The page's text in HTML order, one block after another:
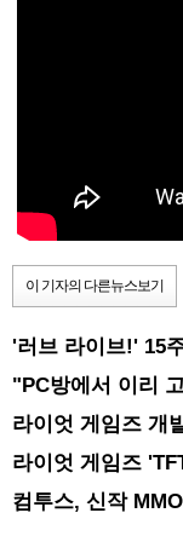
이 기자의 다른뉴스보기
'러브 라이브!' 15
"PC방에서 이리
라이엇 게임즈 개
라이엇 게임즈
컴투스, 신작